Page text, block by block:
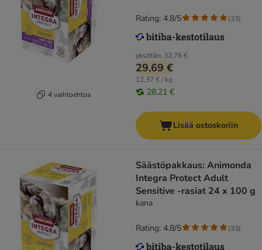
4 vaihtoehtoa
yksittäin 32,76 €
29,69 €
12,37 € / kg
28,21 €
Rating: 4.8/5 (33)
Lisää ostoskoriin
Säästöpakkaus: Animonda
Integra Protect Adult
Sensitive -rasiat 24 x 100 g
kana
Rating: 4.8/5 (33)